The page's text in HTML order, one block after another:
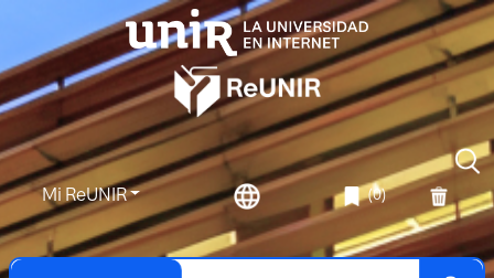
Mi ReUNIR (0)